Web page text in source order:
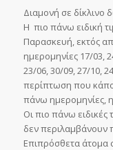
Διαμονή σε δίκλινο
Η πιο πάνω ειδική
Παρασκευή, εκτός
ημερομηνίες 17/03,
23/06, 30/09, 27/10,
περίπτωση που
πάνω ημερομηνίες,
Οι πιο πάνω ειδικές
δεν περιλαμβάνουν
Επιπρόσθετα άτομα